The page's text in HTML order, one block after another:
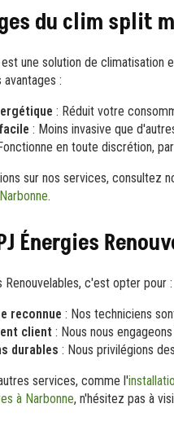
du clim split
est une solution de climatisation
:
: Réduit votre
: Moins invasive que
en toute discrétion,
sur nos services, consultez
.
Énergies
Renouvelables, c'est opter pour :
reconnue : Nos techniciens
client : Nous nous
durables : Nous privilégions
services, comme l'
à Narbonne, n'hésitez pas à